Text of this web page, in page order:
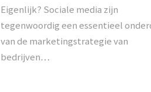
Eigenlijk? Sociale media zijn
tegenwoordig een essentieel
van de marketingstrategie van
bedrijven…